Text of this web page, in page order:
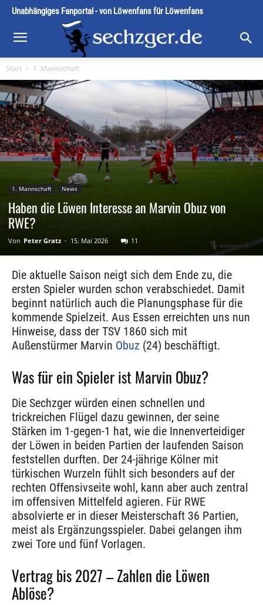
Unabhängiges Fanportal - von Löwenfans für Löwenfans
Start 1. Mannschaft
1. Mannschaft News
Haben die Löwen Interesse an Marvin Obuz von
RWE?
Von Peter Gratz - 15. Mai 2026 11
Die aktuelle Saison neigt sich dem Ende zu, die
ersten Spieler wurden schon verabschiedet. Damit
beginnt natürlich auch die Planungsphase für die
kommende Spielzeit. Aus Essen erreichten uns nun
Hinweise, dass der TSV 1860 sich mit
Außenstürmer Marvin Obuz (24) beschäftigt.
Was für ein Spieler ist Marvin Obuz?
Die Sechzger würden einen schnellen und
trickreichen Flügel dazu gewinnen, der seine
Stärken im 1-gegen-1 hat, wie die Innenverteidiger
der Löwen in beiden Partien der laufenden Saison
feststellen durften. Der 24-jährige Kölner mit
türkischen Wurzeln fühlt sich besonders auf der
rechten Offensivseite wohl, kann aber auch zentral
im offensiven Mittelfeld agieren. Für RWE
absolvierte er in dieser Meisterschaft 36 Partien,
meist als Ergänzungsspieler. Dabei gelangen ihm
zwei Tore und fünf Vorlagen.
Vertrag bis 2027 – Zahlen die Löwen
Ablöse?